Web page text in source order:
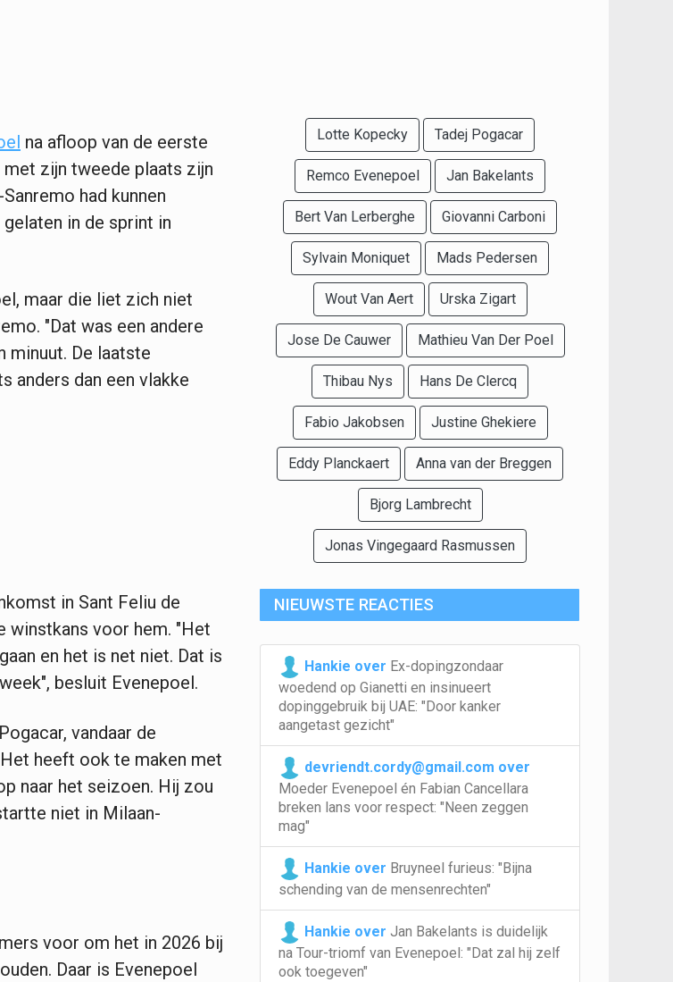
na afloop van de eerste
zijn tweede plaats zijn
had kunnen
in de sprint in
maar die liet zich niet
"Dat was een andere
minuut. De laatste
anders dan een vlakke
in Sant Feliu de
winstkans voor hem. "Het
en het is net niet. Dat is
besluit Evenepoel.
vandaar de
heeft ook te maken met
naar het seizoen. Hij zou
niet in Milaan-
voor om het in 2026 bij
Daar is Evenepoel
Lotte Kopecky Tadej Pogacar
Remco Evenepoel Jan Bakelants
Bert Van Lerberghe Giovanni Carboni
Sylvain Moniquet Mads Pedersen
Wout Van Aert Urska Zigart
Jose De Cauwer Mathieu Van Der Poel
Thibau Nys Hans De Clercq
Fabio Jakobsen Justine Ghekiere
Eddy Planckaert Anna van der Breggen
Bjorg Lambrecht
Jonas Vingegaard Rasmussen
NIEUWSTE REACTIES
Hankie over Ex-dopingzondaar
woedend op Gianetti en insinueert
dopinggebruik bij UAE: "Door kanker
aangetast gezicht"
devriendt.cordy@gmail.com over
Moeder Evenepoel én Fabian Cancellara
breken lans voor respect: "Neen zeggen
mag"
Hankie over Bruyneel furieus: "Bijna
schending van de mensenrechten"
Hankie over Jan Bakelants is duidelijk
na Tour-triomf van Evenepoel: "Dat zal hij zelf
ook toegeven"